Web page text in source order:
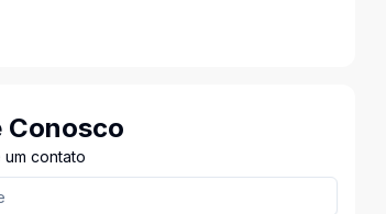
Conosco
um contato